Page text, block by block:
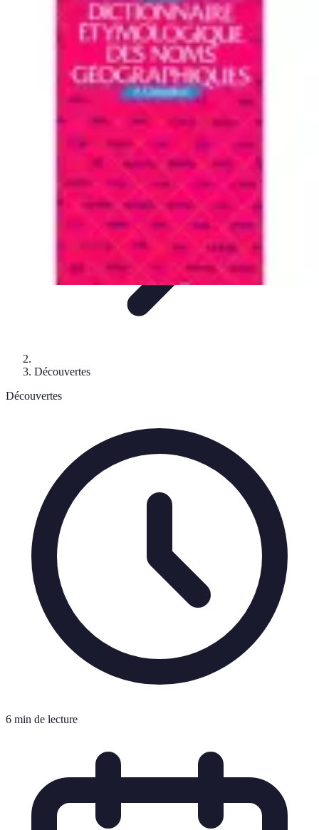
Cartographie et outilsExploration
Géographie PhysiqueÎles et régions
Géographie Explore
Découvertes
Découvertes
6 min de lecture